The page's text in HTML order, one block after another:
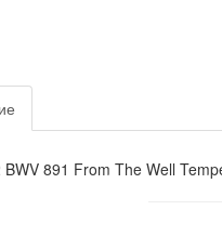
891 From The Well